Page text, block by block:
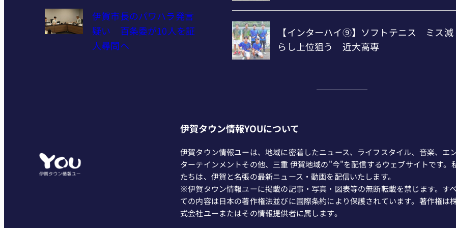
伊賀市長のパワハラ発言
疑い 百条委が10人を証
人尋問へ
伊賀タウン情報YOUについて
伊賀タウン情報ユーは、地域に密着したニュース、ライフスタイル、音楽、エ
ターテインメントその他、三重 伊賀地域の"今"を配信するウェブサイトです。
たちは、伊賀と名張の最新ニュース・動画を配信いたします。
※伊賀タウン情報ユーに掲載の記事・写真・図表等の無断転載を禁じます。すべ
ての内容は日本の著作権法並びに国際条約により保護されています。著作権は
式会社ユーまたはその情報提供者に属します。